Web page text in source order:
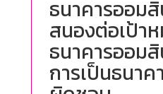
บริการทางการเงิน
อื่นๆ
ติดต่อเรา
ธนาคารออม
สนองต่อเป้าห
ธนาคารออม
การเป็นธนา